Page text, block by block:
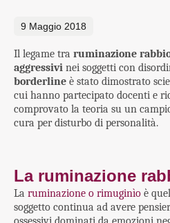
9 Maggio 2018
Il legame tra ruminazione
aggressivi nei soggetti con
borderline è stato dimostrato
cui hanno partecipato docenti e
comprovato la teoria su un
cura per disturbo di personalità.
La ruminazione
La ruminazione o rimuginìo è
soggetto continua ad avere